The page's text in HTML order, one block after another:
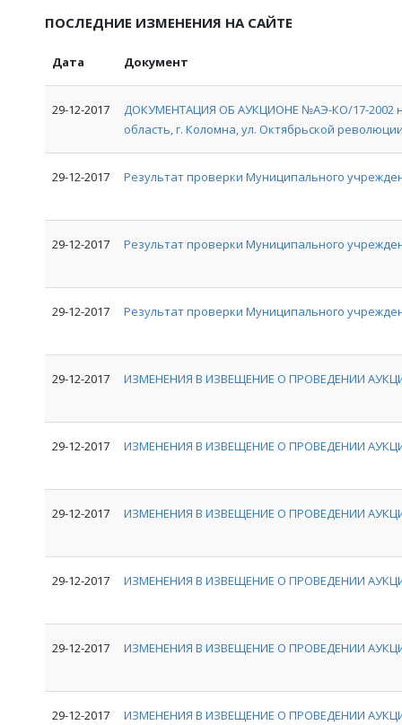
ПОСЛЕДНИЕ ИЗМЕНЕНИЯ НА САЙТЕ
Дата Документ
29-12-2017
ДОКУМЕНТАЦИЯ ОБ АУКЦИОНЕ №АЭ-КО/17-2002
область, г. Коломна, ул. Октябрьской
29-12-2017 Результат проверки Муниципального
29-12-2017 Результат проверки Муниципального
29-12-2017 Результат проверки Муниципального
29-12-2017 ИЗМЕНЕНИЯ В ИЗВЕЩЕНИЕ О ПРОВЕДЕНИИ
29-12-2017 ИЗМЕНЕНИЯ В ИЗВЕЩЕНИЕ О ПРОВЕДЕНИИ
29-12-2017 ИЗМЕНЕНИЯ В ИЗВЕЩЕНИЕ О ПРОВЕДЕНИИ
29-12-2017 ИЗМЕНЕНИЯ В ИЗВЕЩЕНИЕ О ПРОВЕДЕНИИ
29-12-2017 ИЗМЕНЕНИЯ В ИЗВЕЩЕНИЕ О ПРОВЕДЕНИИ
29-12-2017 ИЗМЕНЕНИЯ В ИЗВЕЩЕНИЕ О ПРОВЕДЕНИИ